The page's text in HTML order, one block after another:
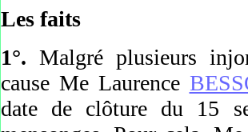
Les faits
1°. Malgré plusieurs
cause Me Laurence
date de clôture du 15